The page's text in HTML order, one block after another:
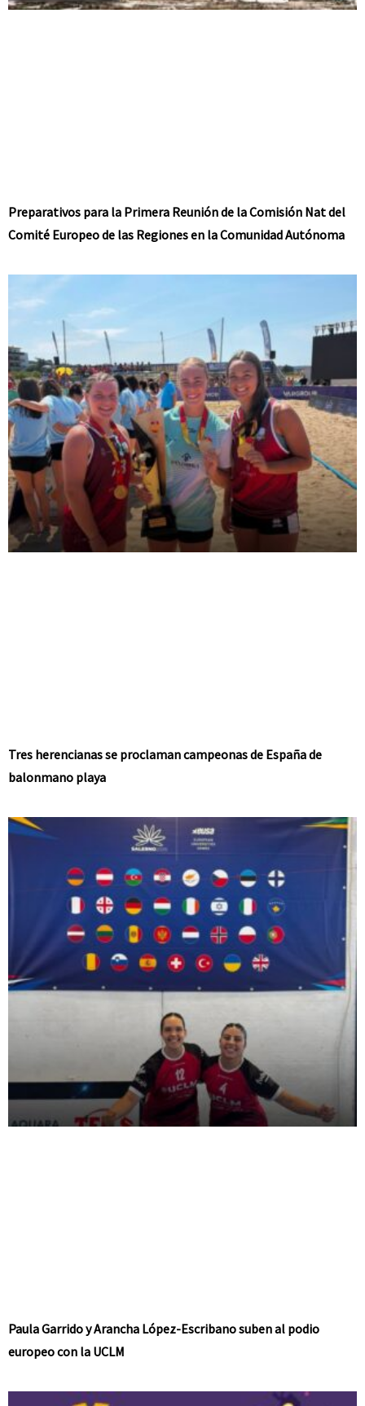
Preparativos para la Primera Reunión de la Comisión Nat del
Comité Europeo de las Regiones en la Comunidad Autónoma
Tres herencianas se proclaman campeonas de España de
balonmano playa
Paula Garrido y Arancha López-Escribano suben al podio
europeo con la UCLM